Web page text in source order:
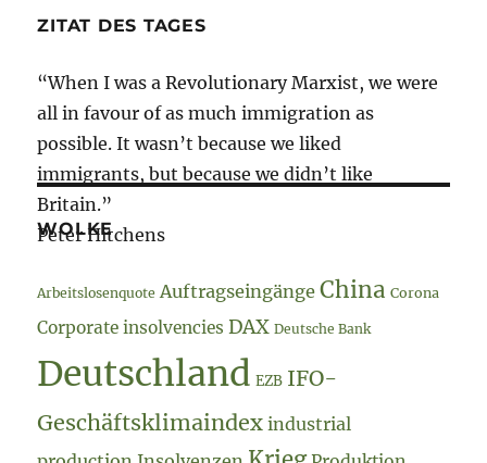
ZITAT DES TAGES
“When I was a Revolutionary Marxist, we were
all in favour of as much immigration as
possible. It wasn’t because we liked
immigrants, but because we didn’t like
Britain.”
Peter Hitchens
WOLKE
Arbeitslosenquote Auftragseingänge China Corona
Corporate insolvencies DAX Deutsche Bank
Deutschland EZB IFO-
Geschäftsklimaindex industrial